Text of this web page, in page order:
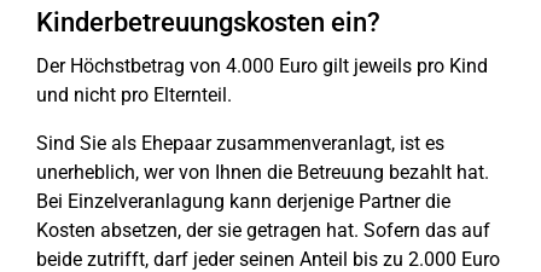
Kinderbetreuungskosten ein?
Der Höchstbetrag von 4.000 Euro gilt jeweils pro Kind
und nicht pro Elternteil.
Sind Sie als Ehepaar zusammenveranlagt, ist es
unerheblich, wer von Ihnen die Betreuung bezahlt hat.
Bei Einzelveranlagung kann derjenige Partner die
Kosten absetzen, der sie getragen hat. Sofern das auf
beide zutrifft, darf jeder seinen Anteil bis zu 2.000 Euro